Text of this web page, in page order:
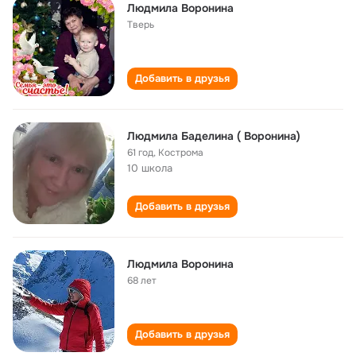
Людмила Воронина
Тверь
Добавить в друзья
Людмила Баделина ( Воронина)
61 год, Кострома
10 школа
Добавить в друзья
Людмила Воронина
68 лет
Добавить в друзья